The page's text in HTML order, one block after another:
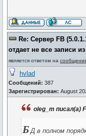
Re: Сервер FB
отдает не все записи
является ответом на
hvlad
Сообщений: 387
Зарегистрирован: August
oleg_m писал(а)
БД в полном